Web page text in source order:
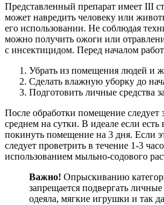
Представленный препарат имеет III
может навредить человеку или
его использовании. Не соблюдая
можно получить ожоги или
с инсектицидом. Перед началом
Убрать из помещения людей и
Сделать влажную уборку до
Подготовить личные средства
После обработки помещение следует
среднем на сутки. В идеале если есть
покинуть помещение на 3 дня. Если
следует проветрить в течение 1-3
использованием мыльно-содового
Важно! Опрыскиванию
запрещается подвергать
одеяла, мягкие игрушки и так